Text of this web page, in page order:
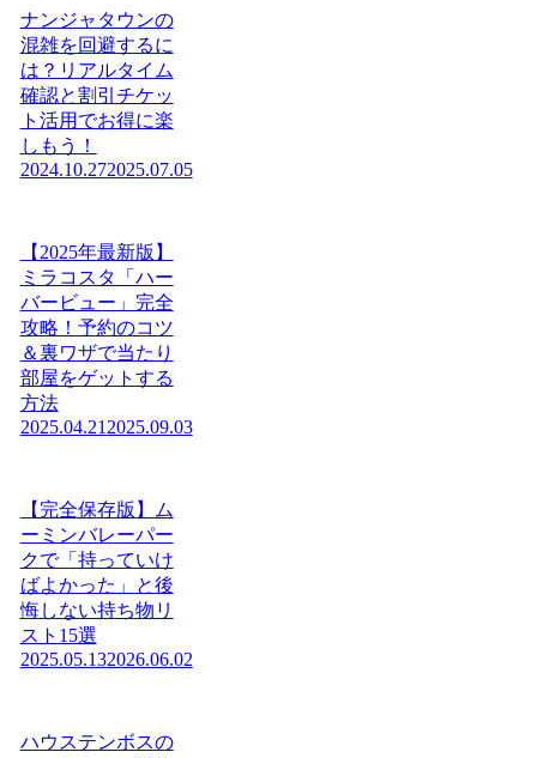
ナンジャタウンの
混雑を回避するに
は？リアルタイム
確認と割引チケッ
ト活用でお得に楽
しもう！
2024.10.272025.07.05
【2025年最新版】
ミラコスタ「ハー
バービュー」完全
攻略！予約のコツ
＆裏ワザで当たり
部屋をゲットする
方法
2025.04.21 2025.09.03
【完全保存版】ム
ーミンバレーパー
クで「持っていけ
ばよかった」と後
悔しない持ち物リ
スト15選
2025.05.132026.06.02
ハウステンボスの